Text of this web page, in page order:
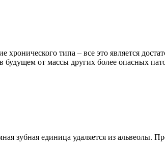
типа – все это является
будущем от массы других более опасных
зубная единица удаляется из альвеолы.